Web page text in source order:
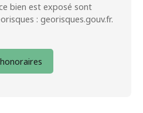
bien est exposé sont
: georisques.gouv.fr.